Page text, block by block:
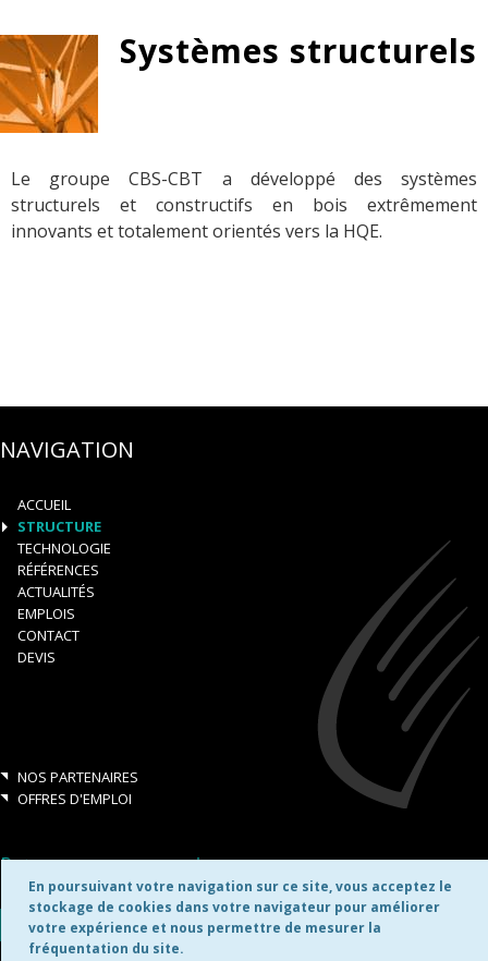
Systèmes structurels
Le groupe CBS-CBT a développé des systèmes
structurels et constructifs en bois extrêmement
innovants et totalement orientés vers la HQE.
NAVIGATION
ACCUEIL
STRUCTURE
TECHNOLOGIE
RÉFÉRENCES
ACTUALITÉS
EMPLOIS
CONTACT
DEVIS
NOS PARTENAIRES
OFFRES D'EMPLOI
Retrouvez-nous aussi sur:
En poursuivant votre navigation sur ce site, vous acceptez le
stockage de cookies dans votre navigateur pour améliorer
votre expérience et nous permettre de mesurer la
fréquentation du site.